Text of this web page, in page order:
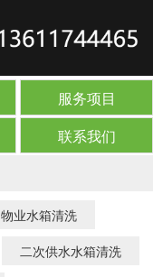
服务项目
联系我们
物业水箱清洗
二次供水水箱清洗